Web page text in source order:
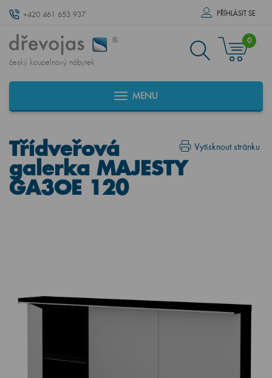
+420 461 653 937 PŘÍHLÁSIT SE
český koupelnový nábytek
0
MENU
Vytisknout stránku
Třídveřová
galerka MAJESTY
GA3OE 120